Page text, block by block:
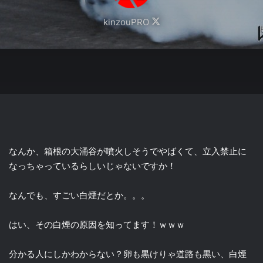
kinzouPRO
on
X
なんか、箱根の大涌谷が噴火しそうでやばくて、立入禁止に
なっちゃっているらしいじゃないですか！
なんでも、すごい白煙だとか。。。
はい、その白煙の原因を知ってます！ｗｗｗ
分かる人にしかわからない？卵も黒けりゃ道路も黒い、白煙